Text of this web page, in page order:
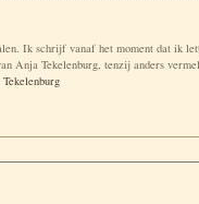
Ik schrijf vanaf het moment dat ik
Anja Tekelenburg, tenzij anders